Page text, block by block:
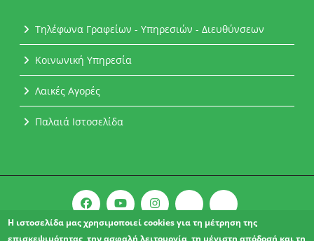
Τηλέφωνα Γραφείων - Υπηρεσιών - Διευθύνσεων
Κοινωνική Υπηρεσία
Λαικές Αγορές
Παλαιά Ιστοσελίδα
Η ιστοσελίδα μας χρησιμοποιεί cookies για τη μέτρηση της
επισκεψιμότητας, την ασφαλή λειτουργία, τη μέγιστη απόδοσή και τη